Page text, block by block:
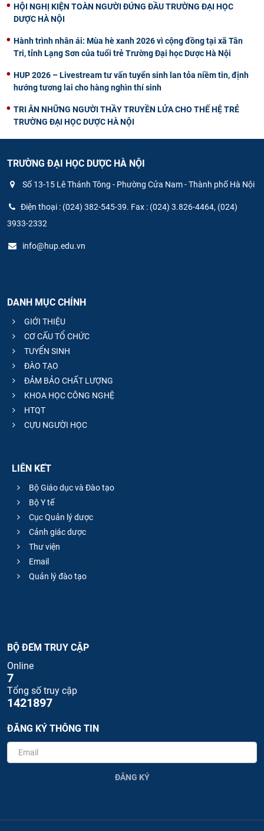
HỘI NGHỊ KIỆN TOÀN NGƯỜI ĐỨNG ĐẦU TRƯỜNG ĐẠI HỌC
DƯỢC HÀ NỘI
Hành trình nhân ái: Mùa hè xanh 2026 vì cộng đồng tại xã Tân
Tri, tỉnh Lạng Sơn của tuổi trẻ Trường Đại học Dược Hà Nội
HUP 2026 – Livestream tư vấn tuyển sinh lan tỏa niềm tin, định
hướng tương lai cho hàng nghìn thí sinh
TRI ÂN NHỮNG NGƯỜI THẦY TRUYỀN LỬA CHO THẾ HỆ TRẺ
TRƯỜNG ĐẠI HỌC DƯỢC HÀ NỘI
TRƯỜNG ĐẠI HỌC DƯỢC HÀ NỘI
Số 13-15 Lê Thánh Tông - Phường Cửa Nam - Thành phố Hà Nội
Điện thoại : (024) 382-545-39. Fax : (024) 3.826-4464, (024)
3933-2332
info@hup.edu.vn
DANH MỤC CHÍNH
GIỚI THIỆU
CƠ CẤU TỔ CHỨC
TUYỂN SINH
ĐÀO TẠO
ĐẢM BẢO CHẤT LƯỢNG
KHOA HỌC CÔNG NGHỆ
HTQT
CỰU NGƯỜI HỌC
LIÊN KẾT
Bộ Giáo dục và Đào tạo
Bộ Y tế
Cục Quản lý dược
Cảnh giác dược
Thư viện
Email
Quản lý đào tạo
BỘ ĐẾM TRUY CẬP
Online
7
Tổng số truy cập
1421897
ĐĂNG KÝ THÔNG TIN
ĐĂNG KÝ